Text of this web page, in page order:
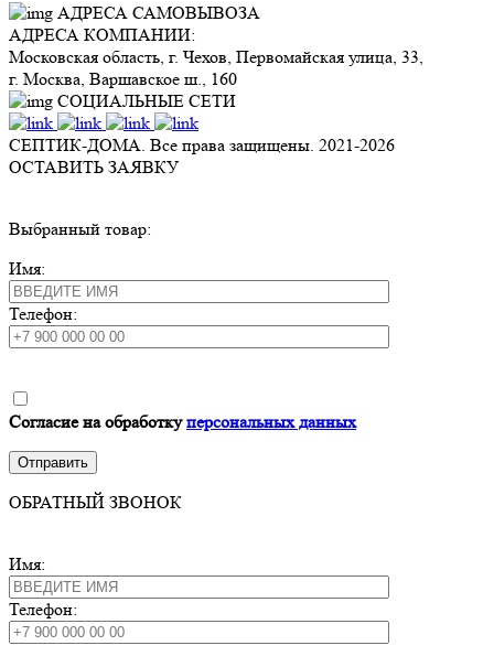
АДРЕСА САМОВЫВОЗА
АДРЕСА КОМПАНИИ:
Московская область, г. Чехов, Первомайская улица, 33,
г. Москва, Варшавское ш., 160
СОЦИАЛЬНЫЕ СЕТИ
СЕПТИК-ДОМА. Все права защищены. 2021-2026
ОСТАВИТЬ ЗАЯВКУ
Выбранный товар:
Имя:
Телефон:
Согласие на обработкуперсональных данных
ОБРАТНЫЙ ЗВОНОК
Имя:
Телефон: